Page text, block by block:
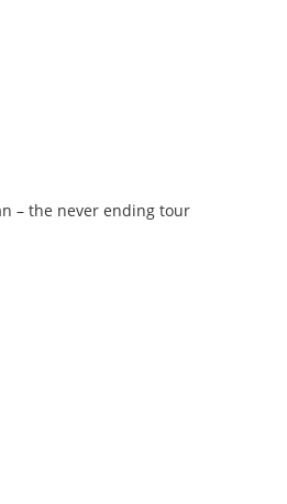
– the never ending tour